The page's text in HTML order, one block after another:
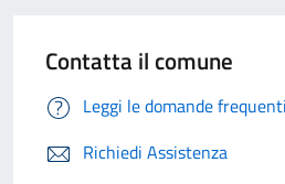
Contatta il comune
Leggi le domande frequenti
Richiedi Assistenza